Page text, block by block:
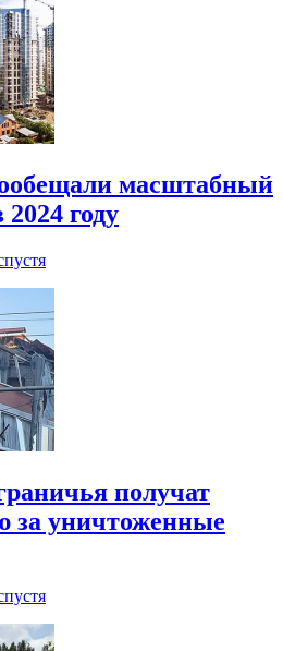
масштабный
году
получат
за уничтоженные